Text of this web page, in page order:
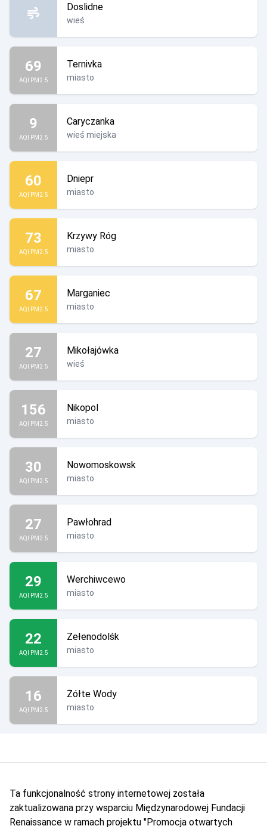
Doslidne
wieś
69
AQI PM2.5
Ternivka
miasto
9
AQI PM2.5
Caryczanka
wieś miejska
60
AQI PM2.5
Dniepr
miasto
73
AQI PM2.5
Krzywy Róg
miasto
67
AQI PM2.5
Marganiec
miasto
27
AQI PM2.5
Mikołajówka
wieś
156
AQI PM2.5
Nikopol
miasto
30
AQI PM2.5
Nowomoskowsk
miasto
27
AQI PM2.5
Pawłohrad
miasto
29
AQI PM2.5
Werchiwcewo
miasto
22
AQI PM2.5
Zełenodolśk
miasto
16
AQI PM2.5
Żółte Wody
miasto
Ta funkcjonalność strony internetowej została
zaktualizowana przy wsparciu Międzynarodowej Fundacji
Renaissance w ramach projektu "Promocja otwartych